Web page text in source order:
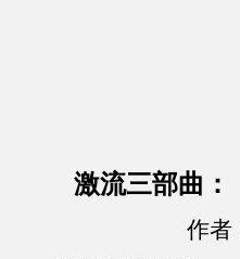
激流三部曲：
作者